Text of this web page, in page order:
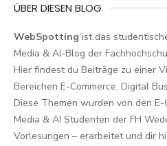
ÜBER DIESEN BLOG
WebSpotting ist das
Media & AI-Blog der
Hier findest du Beiträge zu einer
Bereichen E-Commerce, Digital
Diese Themen wurden von den
Media & AI Studenten der FH
Vorlesungen – erarbeitet und dir